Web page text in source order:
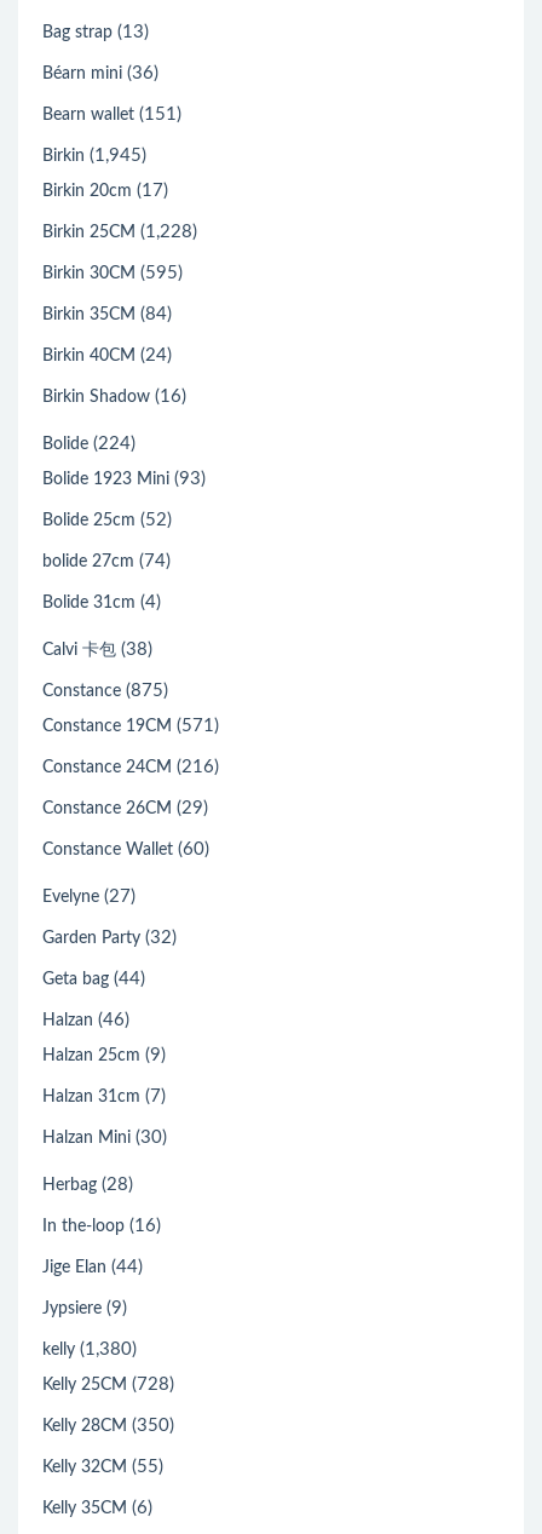
Bag strap (13)
Béarn mini (36)
Bearn wallet (151)
Birkin (1,945)
Birkin 20cm (17)
Birkin 25CM (1,228)
Birkin 30CM (595)
Birkin 35CM (84)
Birkin 40CM (24)
Birkin Shadow (16)
Bolide (224)
Bolide 1923 Mini (93)
Bolide 25cm (52)
bolide 27cm (74)
Bolide 31cm (4)
Calvi 卡包 (38)
Constance (875)
Constance 19CM (571)
Constance 24CM (216)
Constance 26CM (29)
Constance Wallet (60)
Evelyne (27)
Garden Party (32)
Geta bag (44)
Halzan (46)
Halzan 25cm (9)
Halzan 31cm (7)
Halzan Mini (30)
Herbag (28)
In the-loop (16)
Jige Elan (44)
Jypsiere (9)
kelly (1,380)
Kelly 25CM (728)
Kelly 28CM (350)
Kelly 32CM (55)
Kelly 35CM (6)